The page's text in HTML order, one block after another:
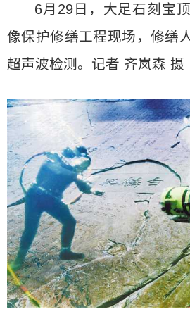
6月29日，大足石刻宝
像保护修缮工程现场，修缮
超声波检测。记者 齐岚森 摄